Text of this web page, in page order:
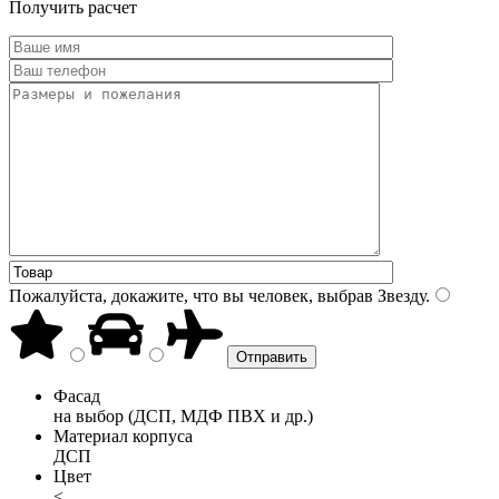
Получить расчет
Пожалуйста, докажите, что вы человек, выбрав Звезду.
Фасад
на выбор (ДСП, МДФ ПВХ и др.)
Материал корпуса
ДСП
Цвет